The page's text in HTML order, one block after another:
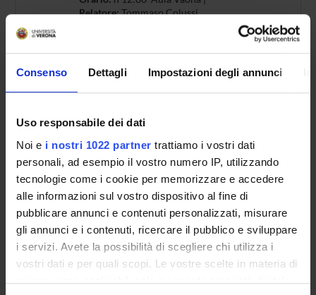
Consenso Dettagli Impostazioni degli annunci
Uso responsabile dei dati
Noi e i nostri 1022 partner trattiamo i vostri dati
personali, ad esempio il vostro numero IP, utilizzando
tecnologie come i cookie per memorizzare e accedere
alle informazioni sul vostro dispositivo al fine di
pubblicare annunci e contenuti personalizzati, misurare
gli annunci e i contenuti, ricercare il pubblico e sviluppare
i servizi. Avete la possibilità di scegliere chi utilizza i
vostri dati e per quali scopi. Le vostre scelte in materia di
privacy sono applicabili solo su questa proprietà digitale
Relatore:Tommaso Colussi
05/11/26
Francesco Ravazzolo
(Università di Bolzano)
(Università di Bolzano)
Seminari del
Dipartimento
di Scienze
Economiche
19/11/26
Mario Macis (Johns Hopkins
University Carey Business
School)
Orario:h 12:00 Aula Vaona |
Relatore: Mario Macis(Johns
Hopkins University Carey
Business School)
Seminari del
Dipartimento
Economiche
26/11/26
Joanna Kopinska (Sapienza
Università di Roma)
Seminari del